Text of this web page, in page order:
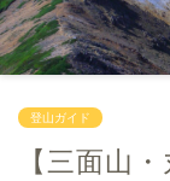
登山ガイド
【三面山